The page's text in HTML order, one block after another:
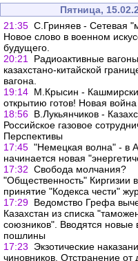
Пятница,
21:35 С.Гриняев - Сетевая
Новое слово в военном
будущего.
20:21
Радиоактивные
казахстано-китайской
вагона.
19:14 М.Крысин -
открытию готов! Новая
18:56 В.Лукьянчиков -
Российское газовое
Перспективы
17:45 "Немецкая волна" - в
начинается новая
17:32 Свобода молчания?
"Общественность" Киргизии
принятие "Кодекса чести"
17:29 Ведомство Грефа
Казахстан из списка
союзников". Вводятся новые
пошлины
17:23
Экзотические
чиновников. Отстранение от